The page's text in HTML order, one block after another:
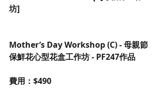
坊]
Mother’s Day Workshop (C) - 母親節
保鮮花心型花盒工作坊 - PF247作品
費用：$490